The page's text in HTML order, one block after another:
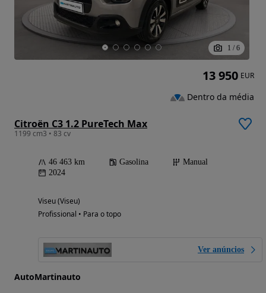
1 / 6
Citroën C3 1.2 PureTech Max
1199 cm3 • 83 cv
46 463 km Gasolina
Manual
2024
Viseu (Viseu)
Profissional • Para o topo
Ver anúncios
AutoMartinauto
13 950 EUR
Dentro da média